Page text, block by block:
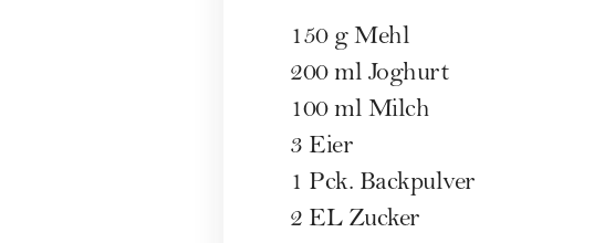
150 g Mehl
200 ml Joghurt
100 ml Milch
3 Eier
1 Pck. Backpulver
2 EL Zucker